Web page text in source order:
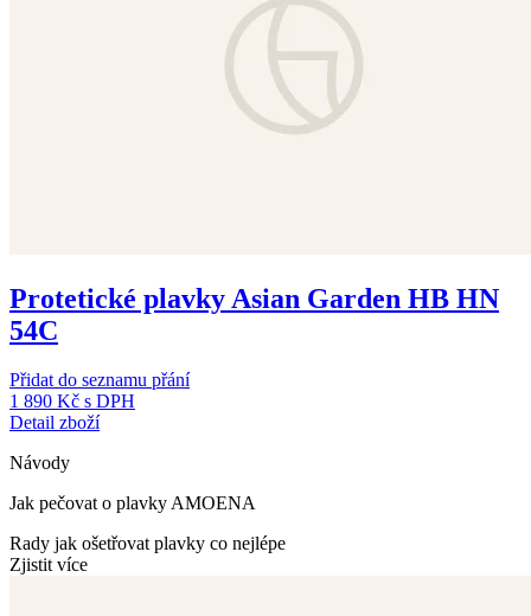
Protetické plavky Asian Garden HB HN
54C
Přidat do seznamu přání
1 890 Kč s DPH
Detail zboží
Návody
Jak pečovat o plavky AMOENA
Rady jak ošetřovat plavky co nejlépe
Zjistit více